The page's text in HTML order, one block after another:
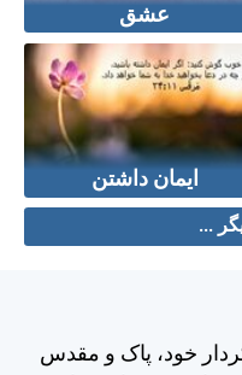
عشق
ایمان داشتن
...
خود، پاک و مقدس